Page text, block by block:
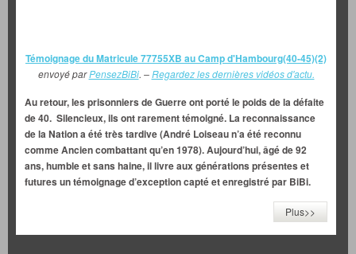
Témoignage du Matricule 77755XB au Camp d'Hambourg(40-45)(2)
envoyé parPensezBiBi. –Regardez les dernières vidéos d'actu.
Au retour, les prisonniers de Guerre ont porté le poids de la défaite
de 40. Silencieux, ils ont rarement témoigné. La reconnaissance
de la Nation a été très tardive (André Loiseau n’a été reconnu
comme Ancien combattant qu’en 1978). Aujourd’hui, âgé de 92
ans, humble et sans haine, il livre aux générations présentes et
futures un témoignage d’exception capté et enregistré par BiBi.
Plus>>